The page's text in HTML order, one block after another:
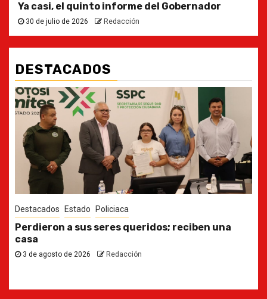
Ya casi, el quinto informe del Gobernador
30 de julio de 2026 Redacción
DESTACADOS
Destacados Estado
Ya casi, el quinto informe del Gobernador
30 de julio de 2026